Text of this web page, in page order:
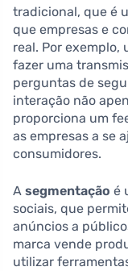
tradicional, que é
que empresas e
real. Por exemplo,
fazer uma
perguntas de
interação não
proporciona um
as empresas a se
consumidores.
A segmentação é
sociais, que
anúncios a
marca vende
utilizar